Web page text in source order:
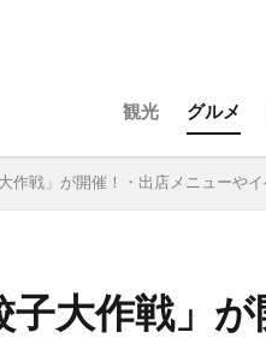
観光 グルメ
作戦」が開催！・出店メニューや
大作戦」